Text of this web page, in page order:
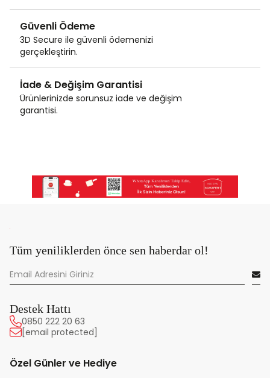
Güvenli Ödeme
3D Secure ile güvenli ödemenizi
gerçekleştirin.
İade & Değişim Garantisi
Ürünlerinizde sorunsuz iade ve değişim
garantisi.
Tüm yeniliklerden önce sen haberdar ol!
Destek Hattı
0850 222 20 63
[email protected]
Özel Günler ve Hediye